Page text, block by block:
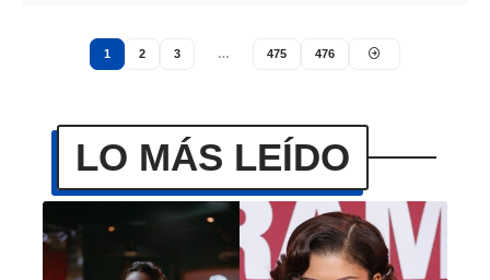
1 2 3 … 475 476
LO MÁS LEÍDO